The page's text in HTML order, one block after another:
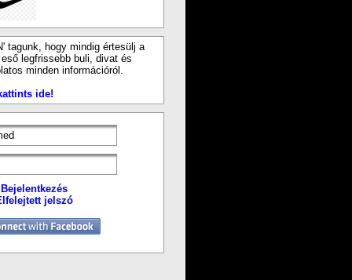
tagunk, hogy mindig értesülj a
legfrissebb buli, divat és
minden információról.
ide!
Bejelentkezés
jelszó